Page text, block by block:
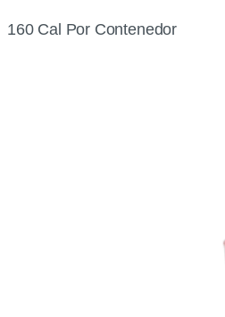
160 Cal Por Contenedor